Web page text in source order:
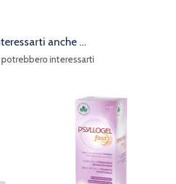
anche ...
interessarti